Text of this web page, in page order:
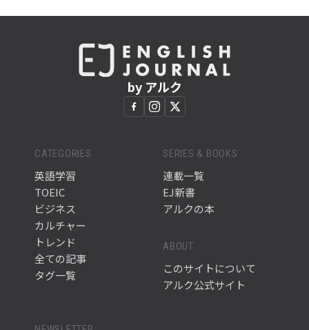
by アルク
CATEGORIES
英語学習
TOEIC
ビジネス
カルチャー
トレンド
全ての記事
タグ一覧
SERIES & BOOKS
連載一覧
EJ新書
アルクの本
ABOUT
このサイトについて
アルク公式サイト